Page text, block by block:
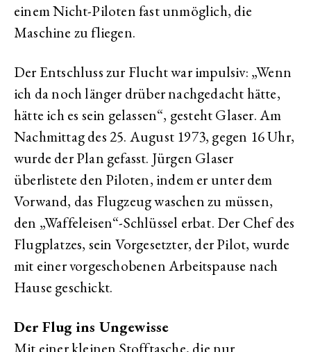
einem Nicht-Piloten fast unmöglich, die
Maschine zu fliegen.
Der Entschluss zur Flucht war impulsiv: „Wenn
ich da noch länger drüber nachgedacht hätte,
hätte ich es sein gelassen“, gesteht Glaser. Am
Nachmittag des 25. August 1973, gegen 16 Uhr,
wurde der Plan gefasst. Jürgen Glaser
überlistete den Piloten, indem er unter dem
Vorwand, das Flugzeug waschen zu müssen,
den „Waffeleisen“-Schlüssel erbat. Der Chef des
Flugplatzes, sein Vorgesetzter, der Pilot, wurde
mit einer vorgeschobenen Arbeitspause nach
Hause geschickt.
Der Flug ins Ungewisse
Mit einer kleinen Stofftasche, die nur